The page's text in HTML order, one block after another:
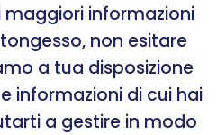
maggiori informazioni
non esitare
a tua disposizione
informazioni di cui hai
a gestire in modo